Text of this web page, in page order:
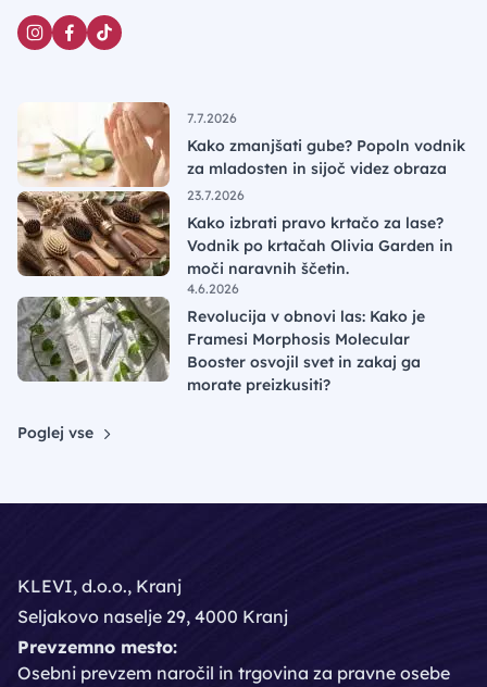
7.7.2026
Kako zmanjšati gube? Popoln vodnik
za mladosten in sijoč videz obraza
23.7.2026
Kako izbrati pravo krtačo za lase?
Vodnik po krtačah Olivia Garden in
moči naravnih ščetin.
4.6.2026
Revolucija v obnovi las: Kako je
Framesi Morphosis Molecular
Booster osvojil svet in zakaj ga
morate preizkusiti?
Poglej vse
KLEVI, d.o.o., Kranj
Seljakovo naselje 29, 4000 Kranj
Prevzemno mesto:
Osebni prevzem naročil in trgovina za pravne osebe